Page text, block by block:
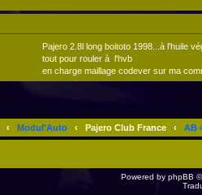
Pajero 2.8l long boitoto 1998...à l'huile
tout pour rouler à l'hvb
en charge maillage codever sur ma
‹ Modul'Auto ‹ Pajero Club France ‹ AB
Powered by phpBB